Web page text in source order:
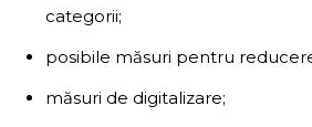
categorii;
posibile măsuri pentru
măsuri de digitalizare;